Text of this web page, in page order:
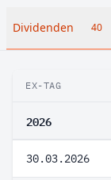
Dividenden 40
EX-TAG
2026
30.03.2026